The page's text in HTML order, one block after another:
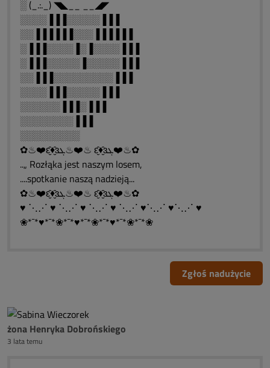
░ (_.:._) ◥◣__ __◢◤
░░░░▐▐▐░░░░░▐▐▐
░░▐▐▐▐▐▐░░░▐▐▐▐▐▐
░▐▐▐░░░░▐░▐░░░░▐▐▐
░▐▐▐░░░░░▐░░░░░▐▐▐
░░▐▐▐░░░░░░░░░▐▐▐
░░░░▐▐▐░░░░░▐▐▐
░░░░░░▐▐▐░▐▐▐
░░░░░░░░▐▐▐
░░░░░░░░░
✿♨❤️ԑ̮̑♦̮̑ɜܓ♨❤️♨ ԑ̮̑♦̮̑ɜܓ❤️♨✿
..„ Rozłąka jest naszym losem,
....spotkanie naszą nadzieją...
✿♨❤️ԑ̮̑♦̮̑ɜܓ♨❤️♨ ԑ̮̑♦̮̑ɜܓ❤️♨✿
♥ ⋱⋰ ♥ ⋱⋰ ♥ ⋱⋰ ♥ ⋱⋰ ♥⋱⋰ ♥⋱⋰ ♥
❀*¯*♥*¯*❀*¯*♥*¯*❀*¯*♥*¯*❀*¯*❀
Zgłoś nadużycie
żona Henryka Dobrońskiego
3 lata temu